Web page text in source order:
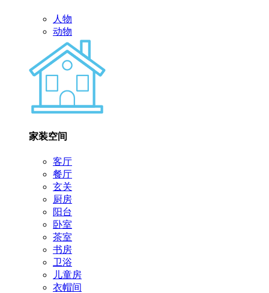
人物
动物
家装空间
客厅
餐厅
玄关
厨房
阳台
卧室
茶室
书房
卫浴
儿童房
衣帽间